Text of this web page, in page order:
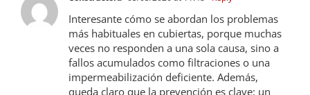
Interesante cómo se abordan los problemas
más habituales en cubiertas, porque muchas
veces no responden a una sola causa, sino a
fallos acumulados como filtraciones o una
impermeabilización deficiente. Además,
queda claro que la prevención es clave: un